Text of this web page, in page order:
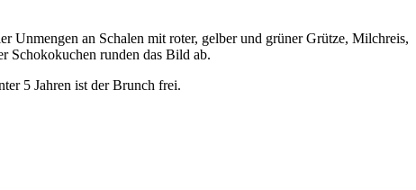
Unmengen an Schalen mit roter, gelber und grüner Grütze, Milchreis,
Schokokuchen runden das Bild ab.
5 Jahren ist der Brunch frei.